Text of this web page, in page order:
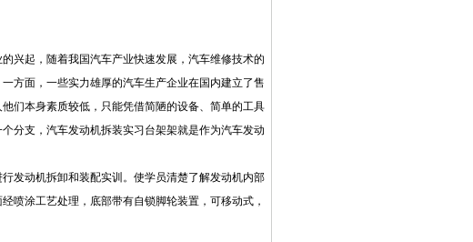
兴起，随着我国汽车产业快速发展，汽车维修技术的
方面，一些实力雄厚的汽车生产企业在国内建立了售
们本身素质较低，只能凭借简陋的设备、简单的工具
分支，汽车发动机拆装实习台架架就是作为汽车发动
发动机拆卸和装配实训。使学员清楚了解发动机内部
喷涂工艺处理，底部带有自锁脚轮装置，可移动式，